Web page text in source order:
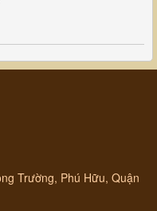
Trường, Phú Hữu, Quận